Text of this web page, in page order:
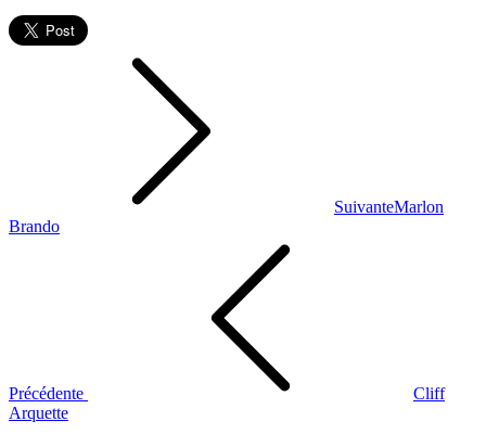
SuivanteMarlon
Brando
Précédente
Cliff
Arquette